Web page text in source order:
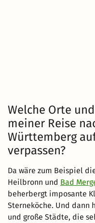
Welche Orte
meiner Reise
Württemberg
verpassen?
Da wäre zum Beispiel
Heilbronn und Bad
beherbergt imposante
Sterneköche. Und
und große Städte, die